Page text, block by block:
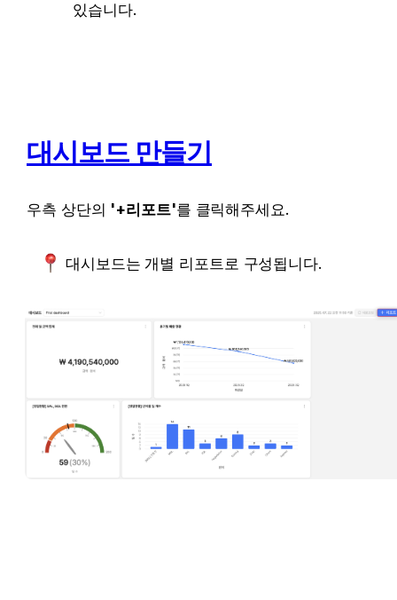
있습니다.
대시보드 만들기
우측 상단의 '+리포트'를 클릭해주세요.
대시보드는 개별 리포트로 구성됩니다.